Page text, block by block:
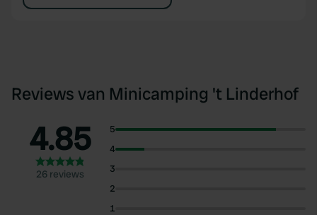
Reviews van Minicamping 't Linderhof
4.85
26 reviews
5
4
3
2
1